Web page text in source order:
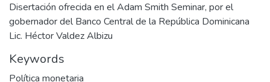
Disertación ofrecida en el Adam Smith Seminar, por el
gobernador del Banco Central de la República Dominicana
Lic. Héctor Valdez Albizu
Keywords
Política monetaria